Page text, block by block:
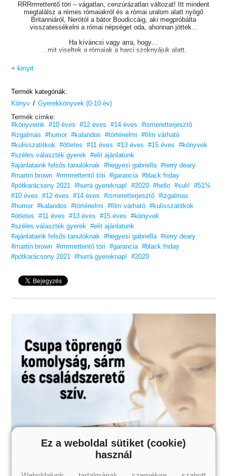
RRRrrrrettentő töri – vágatlan, cenzúrázatlan változat! Itt mindent
megtalálsz a rémes rómaiakról és a római uralom alatt nyögő
Britanniáról, Nerótól a bátor Boudiccáig, aki megpróbálta
visszatessékelni a római népséget oda, ahonnan jöttek...
Ha kíváncsi vagy arra, hogy…
…mit viseltek a rómaiak a harci szoknyájuk alatt,
…hogyan lőtték be a sérójukat az ókorban a britek,
…miért volt szükségük a gazdag rómaiaknak vomitóriumra
kérdésre ad választ, de ismerteti a rettenthetetlen római hadsereg
taktikáit és a kelták furfangjait, szórakoztató játékokat tanít, ízletes
ókori recepteket közöl, na és persze a hajmeresztő eseményeket is
A RRRrrrrettentő töri még soha nem volt ilyen rettentő!!!
A történelem izgalmasabb, mint gondolnád!
Szerezd meg a sorozat többi darabját is!
Tetszőleges sorrendben olvashatók.
„Vicces volt, de közelebb hozta az általam eléggé utált törit is.”
lonely15, moly.hu
10 éves kortól ajánljuk!
+ kinyit
Termék kategóriák:
Könyv / Gyerekkönyvek (0-10 év)
Termék címke:
#könyveink #10 éves #12 éves #14 éves
#ismeretterjesztő
#izgalmas
#humor #kalandos #történelmi
#film várható
#kulisszatitkok #ötletes #11 éves #13 éves #15 éves
#könyvek
#széles választék gyerek #elit ajánlatunk
#ajánlataink felsős tanulóknak #hegyesi gabriella #terry deary
#martin brown #rrrrrrrettentő töri #garancia #black friday
#pótkarácsony 2021 #hurrá gyereknap! #2020 #hello #suli!
#51%
#10 éves
#12 éves #14 éves #ismeretterjesztő #izgalmas
#humor #kalandos #történelmi #film várható #kulisszatitkok
#ötletes
#11 éves #13 éves #15 éves
#könyvek
#széles választék gyerek #elit ajánlatunk
#ajánlataink felsős tanulóknak #hegyesi gabriella #terry deary
#martin brown #rrrrrrrettentő töri #garancia #black friday
#pótkarácsony 2021 #hurrá gyereknap! #2020
Ez a weboldal sütiket (cookie)
használ